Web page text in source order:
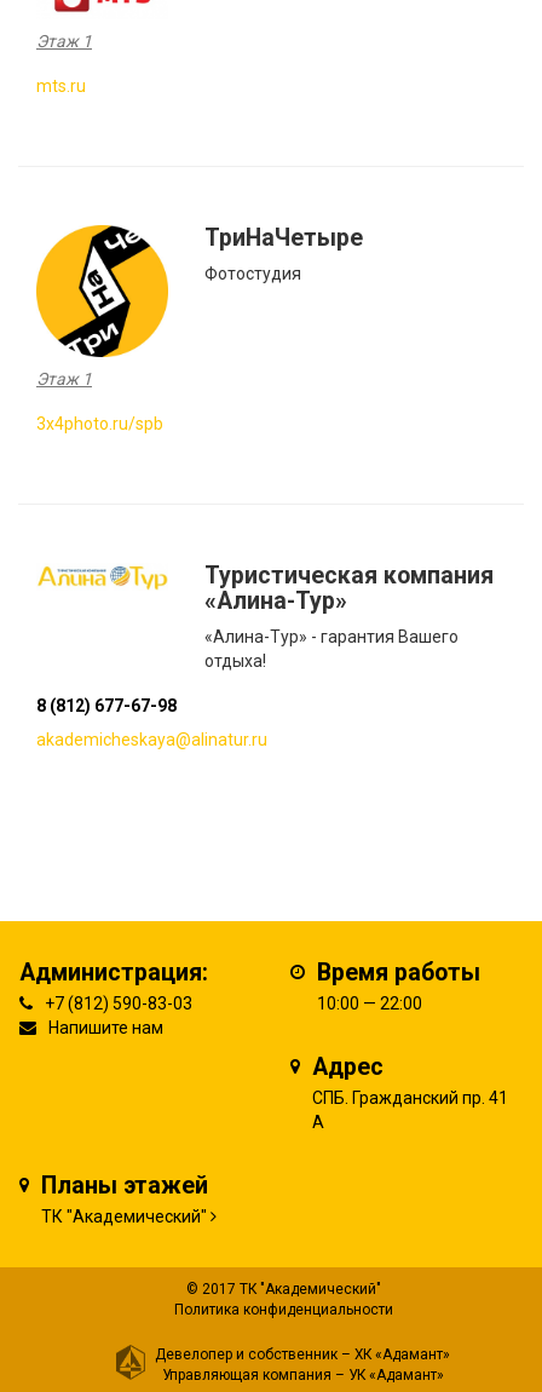
Этаж 1
mts.ru
ТриНаЧетыре
Фотостудия
Этаж 1
3x4photo.ru/spb
Туристическая компания
«Алина-Тур»
«Алина-Тур» - гарантия Вашего
отдыха!
8 (812) 677-67-98
akademicheskaya@alinatur.ru
Администрация:
+7 (812) 590-83-03
Напишите нам
Время работы
10:00 — 22:00
Адрес
СПБ. Гражданский пр. 41
А
Планы этажей
ТК "Академический"
© 2017 ТК "Академический"
Политика конфиденциальности
Девелопер и собственник – ХК «Адамант»
Управляющая компания – УК «Адамант»